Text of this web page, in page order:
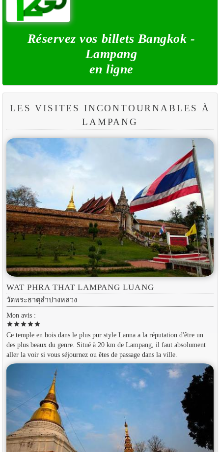
Réservez vos billets Bangkok -
Lampang
en ligne
LES VISITES INCONTOURNABLES À
LAMPANG
WAT PHRA THAT LAMPANG LUANG
วัดพระธาตุลำปางหลวง
Mon avis :
starstarstarstarstar
Ce temple en bois dans le plus pur style Lanna a la réputation d'être un
des plus beaux du genre. Situé à 20 km de Lampang, il faut absolument
aller la voir si vous séjournez ou êtes de passage dans la ville.